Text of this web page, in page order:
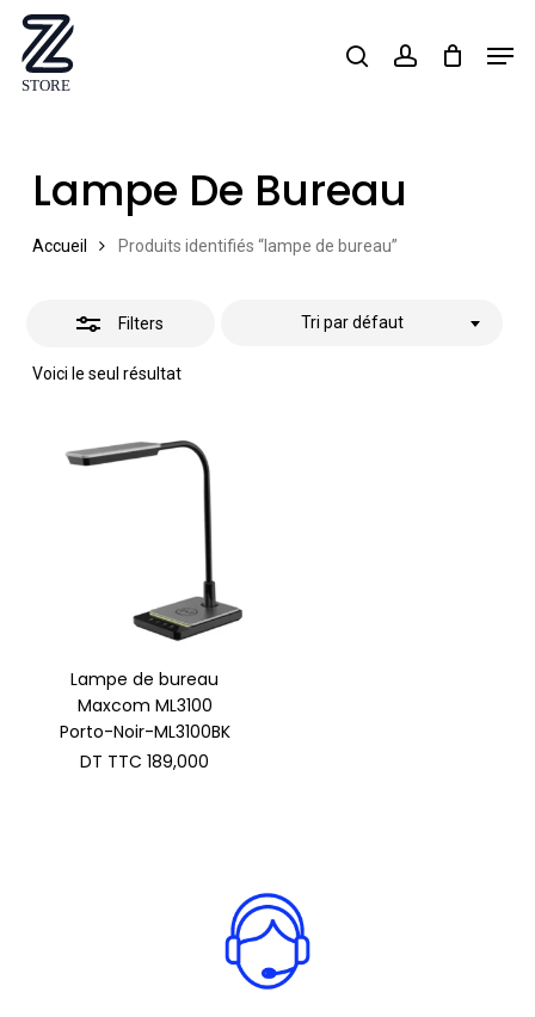
Skip
main
searchaccount
Lampe De Bureau
Accueil Produits identifiés “lampe de bureau”
Filters
Voici le seul résultat
Tri par défaut
Close
Lampe de bureau
Maxcom ML3100
Porto-Noir-ML3100BK
DT TTC 189,000